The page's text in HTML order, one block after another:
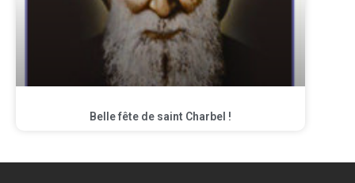
Belle fête de saint Charbel !